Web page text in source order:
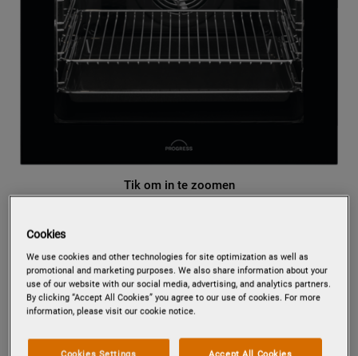
Tik om in te zoomen
PBP43103B
PROGRESS PBP43103B
HETELUCHTOVEN MET
PYROLYSEREINIGING
Cookies
We use cookies and other technologies for site optimization as well as
promotional and marketing purposes. We also share information about your
use of our website with our social media, advertising, and analytics partners.
By clicking “Accept All Cookies” you agree to our use of cookies. For more
information, please visit our cookie notice.